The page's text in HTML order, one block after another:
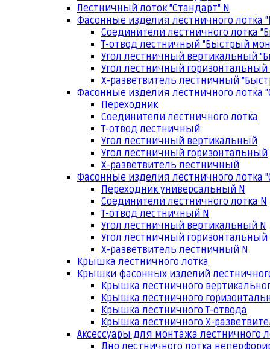
Лестничный лоток "Стандарт" N
Фасонные изделия лестничного
Соединители лестничного лотка
Т-отвод лестничный "Быстрый
Угол лестничный вертикальный
Угол лестничный
Х-разветвитель лестничный
Фасонные изделия лестничного лотка
Переходник
Соединители лестничного лотка
Т-отвод лестничный
Угол лестничный вертикальный
Угол лестничный горизонтальный
Х-разветвитель лестничный
Фасонные изделия лестничного лотка
Переходник универсальный N
Соединители лестничного лотка N
Т-отвод лестничный N
Угол лестничный вертикальный N
Угол лестничный горизонтальный
Х-разветвитель лестничный N
Крышка лестничного лотка
Крышки фасонных изделий
Крышка лестничного
Крышка лестничного
Крышка лестничного Т-отвода
Крышка лестничного Х-
Аксессуары для монтажа лестничного
Дно лестничного лотка